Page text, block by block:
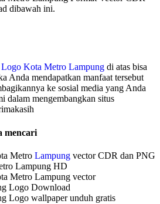
dibawah ini.
Kota Metro Lampung di atas bisa
Anda mendapatkan manfaat tersebut
ke sosial media yang Anda
dalam mengembangkan situs
mencari
Metro Lampung vector CDR dan PNG
Lampung HD
Metro Lampung vector
Logo Download
Logo wallpaper unduh gratis